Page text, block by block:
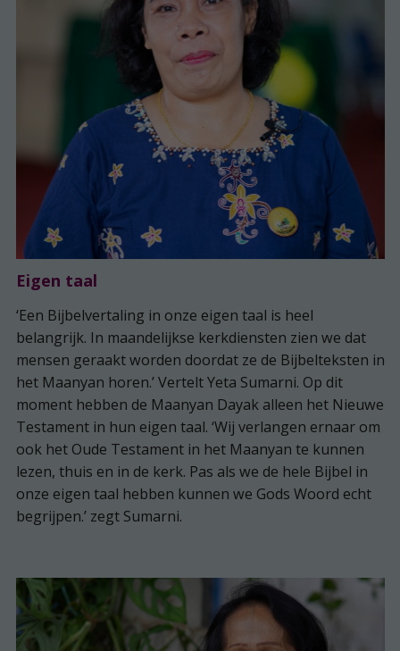
Eigen taal
‘Een Bijbelvertaling in onze eigen taal is heel
belangrijk. In maandelijkse kerkdiensten zien we dat
mensen geraakt worden doordat ze de Bijbelteksten in
het Maanyan horen.’ Vertelt Yeta Sumarni. Op dit
moment hebben de Maanyan Dayak alleen het Nieuwe
Testament in hun eigen taal. ‘Wij verlangen ernaar om
ook het Oude Testament in het Maanyan te kunnen
lezen, thuis en in de kerk. Pas als we de hele Bijbel in
onze eigen taal hebben kunnen we Gods Woord echt
begrijpen.’ zegt Sumarni.